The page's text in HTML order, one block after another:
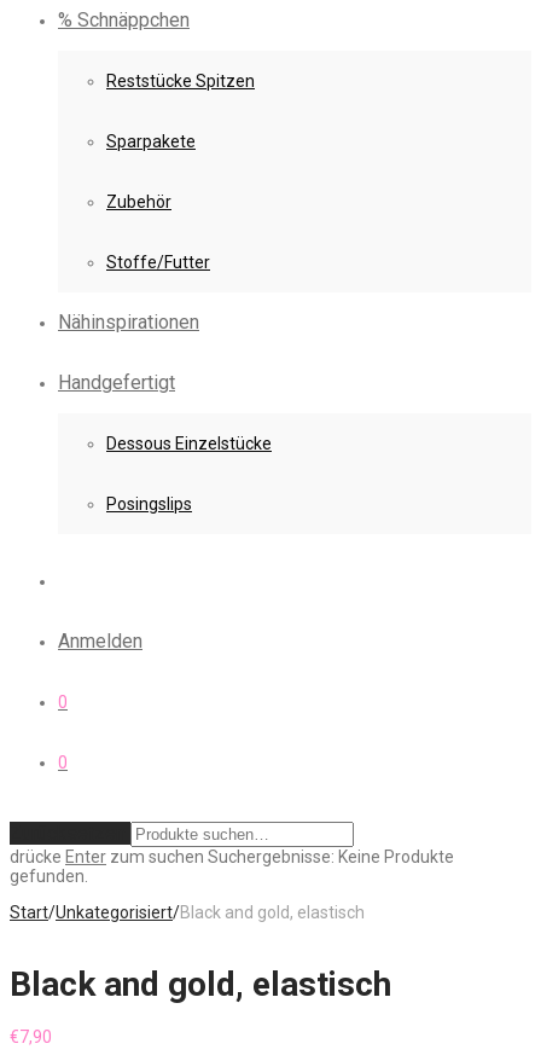
% Schnäppchen
Reststücke Spitzen
Sparpakete
Zubehör
Stoffe/Futter
Nähinspirationen
Handgefertigt
Dessous Einzelstücke
Posingslips
Anmelden
0
0
drücke Enter zum suchen Suchergebnisse: Keine Produkte
gefunden.
Start/Unkategorisiert/Black and gold, elastisch
Black and gold, elastisch
€7,90